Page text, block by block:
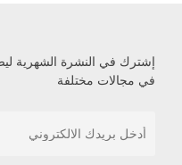
إشترك في النشرة الشهرية
في مجالات مختلفة